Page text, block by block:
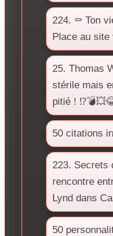
224. ⚰️ Ton
Place au site
25. Thomas
stérile mais
pitié !
50 citations
223. Secrets
rencontre
Lynd dans
50